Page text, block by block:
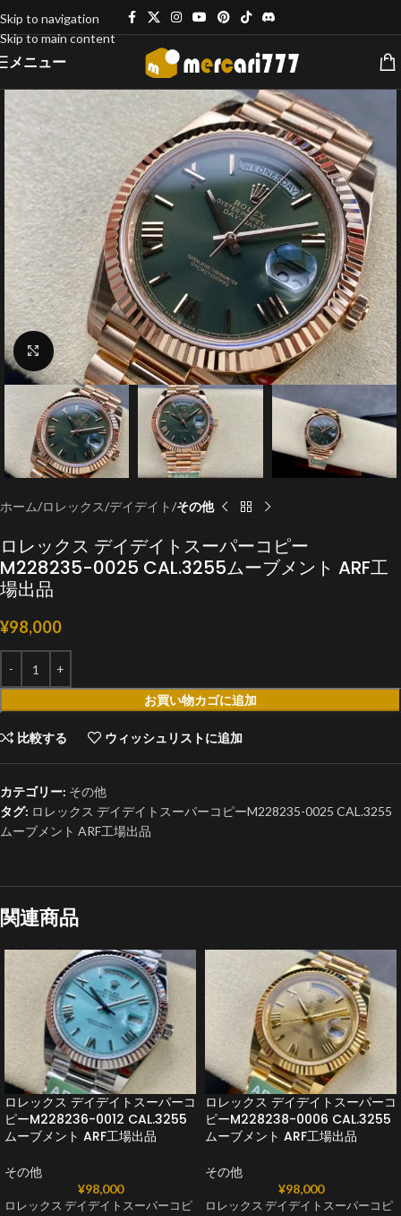
Skip to navigation
Skip to main content
メニュー
クリックで拡大
ホーム ロレックス デイデイト その他
ロレックス デイデイトスーパーコピー
M228235-0025 CAL.3255ムーブメント ARF工
場出品
¥98,000
お買い物カゴに追加
比較する ウィッシュリストに追加
カテゴリー: その他
タグ: ロレックス デイデイトスーパーコピーM228235-0025 CAL.3255
ムーブメント ARF工場出品
関連商品
ロレックス デイデイトスーパーコ
ピーM228236-0012 CAL.3255
ムーブメント ARF工場出品
その他
¥98,000
ロレックス デイデイトスーパーコピ
ロレックス デイデイトスーパーコ
ピーM228238-0006 CAL.3255
ムーブメント ARF工場出品
その他
¥98,000
ロレックス デイデイトスーパーコピ